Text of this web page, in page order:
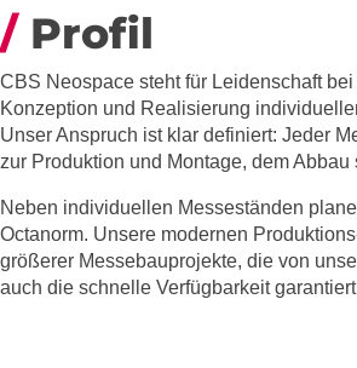
Profil
CBS Neospace steht für Leidenschaft
Konzeption und Realisierung
Unser Anspruch ist klar definiert: Jeder
zur Produktion und Montage, dem
Neben individuellen Messeständen
Octanorm. Unsere modernen
größerer Messebauprojekte, die von
auch die schnelle Verfügbarkeit